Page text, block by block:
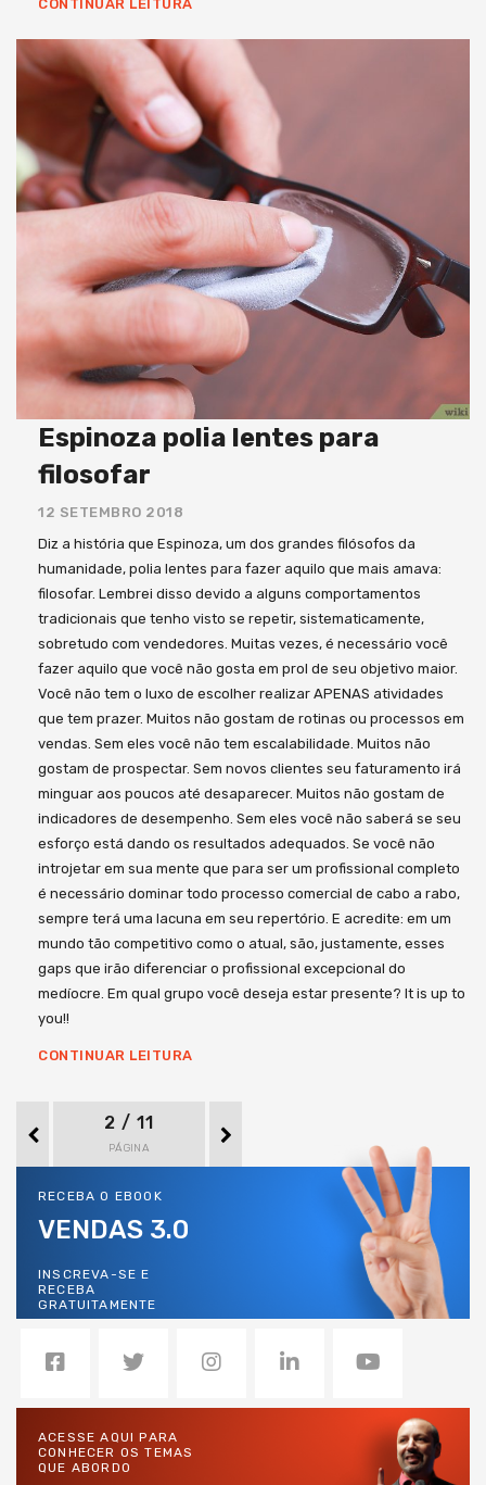
CONTINUAR LEITURA
Espinoza polia lentes para
filosofar
12 SETEMBRO 2018
Diz a história que Espinoza, um dos grandes filósofos da
humanidade, polia lentes para fazer aquilo que mais amava:
filosofar. Lembrei disso devido a alguns comportamentos
tradicionais que tenho visto se repetir, sistematicamente,
sobretudo com vendedores. Muitas vezes, é necessário você
fazer aquilo que você não gosta em prol de seu objetivo maior.
Você não tem o luxo de escolher realizar APENAS atividades
que tem prazer. Muitos não gostam de rotinas ou processos em
vendas. Sem eles você não tem escalabilidade. Muitos não
gostam de prospectar. Sem novos clientes seu faturamento irá
minguar aos poucos até desaparecer. Muitos não gostam de
indicadores de desempenho. Sem eles você não saberá se seu
esforço está dando os resultados adequados. Se você não
introjetar em sua mente que para ser um profissional completo
é necessário dominar todo processo comercial de cabo a rabo,
sempre terá uma lacuna em seu repertório. E acredite: em um
mundo tão competitivo como o atual, são, justamente, esses
gaps que irão diferenciar o profissional excepcional do
medíocre. Em qual grupo você deseja estar presente? It is up to
you!!
CONTINUAR LEITURA
2 / 11
PÁGINA
RECEBA O EBOOK
VENDAS 3.0
INSCREVA-SE E
RECEBA
GRATUITAMENTE
ACESSE AQUI PARA
CONHECER OS TEMAS
QUE ABORDO